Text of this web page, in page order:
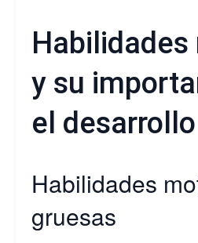
Habilidades
y su
el
Habilidades
gruesas